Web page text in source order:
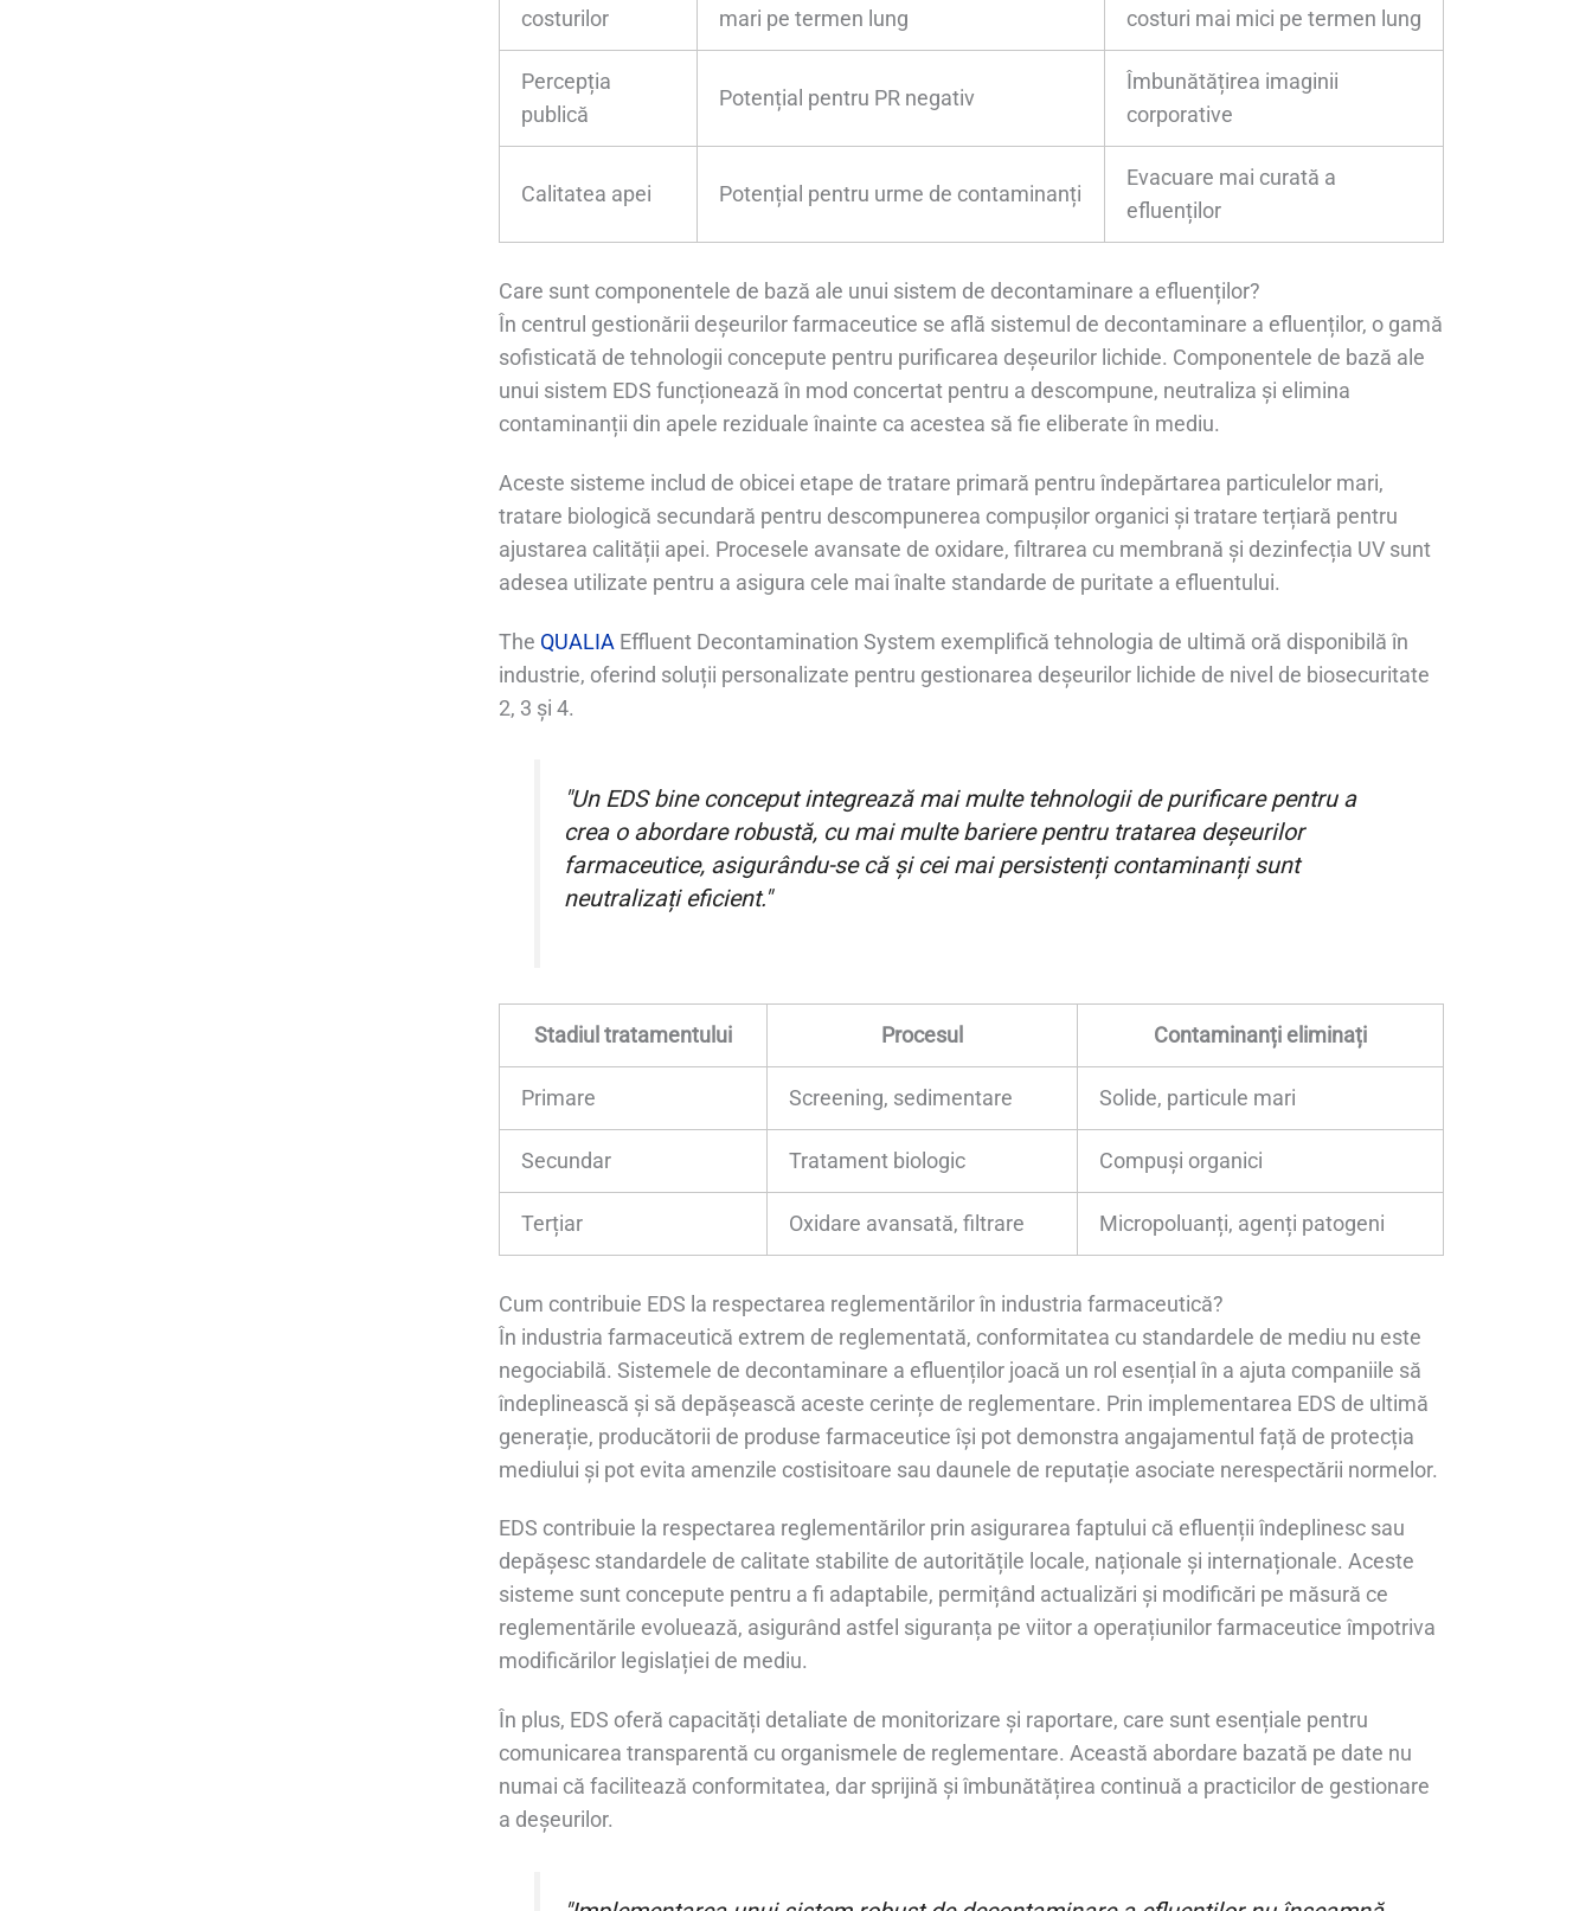
costurilor
mari pe termen lung
costuri mai mici pe termen lung
Percepția
publică
Potențial pentru PR negativ
Îmbunătățirea imaginii
corporative
Calitatea apei Potențial pentru urme de contaminanți
Evacuare mai curată a
efluenților
Care sunt componentele de bază ale unui sistem de decontaminare a efluenților?
În centrul gestionării deșeurilor farmaceutice se află sistemul de decontaminare a efluenților, o gamă
sofisticată de tehnologii concepute pentru purificarea deșeurilor lichide. Componentele de bază ale
unui sistem EDS funcționează în mod concertat pentru a descompune, neutraliza și elimina
contaminanții din apele reziduale înainte ca acestea să fie eliberate în mediu.
Aceste sisteme includ de obicei etape de tratare primară pentru îndepărtarea particulelor mari,
tratare biologică secundară pentru descompunerea compușilor organici și tratare terțiară pentru
ajustarea calității apei. Procesele avansate de oxidare, filtrarea cu membrană și dezinfecția UV sunt
adesea utilizate pentru a asigura cele mai înalte standarde de puritate a efluentului.
The QUALIA Effluent Decontamination System exemplifică tehnologia de ultimă oră disponibilă în
industrie, oferind soluții personalizate pentru gestionarea deșeurilor lichide de nivel de biosecuritate
2, 3 și 4.
"Un EDS bine conceput integrează mai multe tehnologii de purificare pentru a
crea o abordare robustă, cu mai multe bariere pentru tratarea deșeurilor
farmaceutice, asigurându-se că și cei mai persistenți contaminanți sunt
neutralizați eficient."
Stadiul tratamentului Procesul Contaminanți eliminați
Primare Screening, sedimentare Solide, particule mari
Secundar Tratament biologic Compuși organici
Terțiar Oxidare avansată, filtrare Micropoluanți, agenți patogeni
Cum contribuie EDS la respectarea reglementărilor în industria farmaceutică?
În industria farmaceutică extrem de reglementată, conformitatea cu standardele de mediu nu este
negociabilă. Sistemele de decontaminare a efluenților joacă un rol esențial în a ajuta companiile să
îndeplinească și să depășească aceste cerințe de reglementare. Prin implementarea EDS de ultimă
generație, producătorii de produse farmaceutice își pot demonstra angajamentul față de protecția
mediului și pot evita amenzile costisitoare sau daunele de reputație asociate nerespectării normelor.
EDS contribuie la respectarea reglementărilor prin asigurarea faptului că efluenții îndeplinesc sau
depășesc standardele de calitate stabilite de autoritățile locale, naționale și internaționale. Aceste
sisteme sunt concepute pentru a fi adaptabile, permițând actualizări și modificări pe măsură ce
reglementările evoluează, asigurând astfel siguranța pe viitor a operațiunilor farmaceutice împotriva
modificărilor legislației de mediu.
În plus, EDS oferă capacități detaliate de monitorizare și raportare, care sunt esențiale pentru
comunicarea transparentă cu organismele de reglementare. Această abordare bazată pe date nu
numai că facilitează conformitatea, dar sprijină și îmbunătățirea continuă a practicilor de gestionare
a deșeurilor.